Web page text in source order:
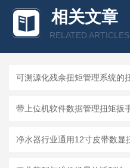
相关文章
RELATED ARTICLES